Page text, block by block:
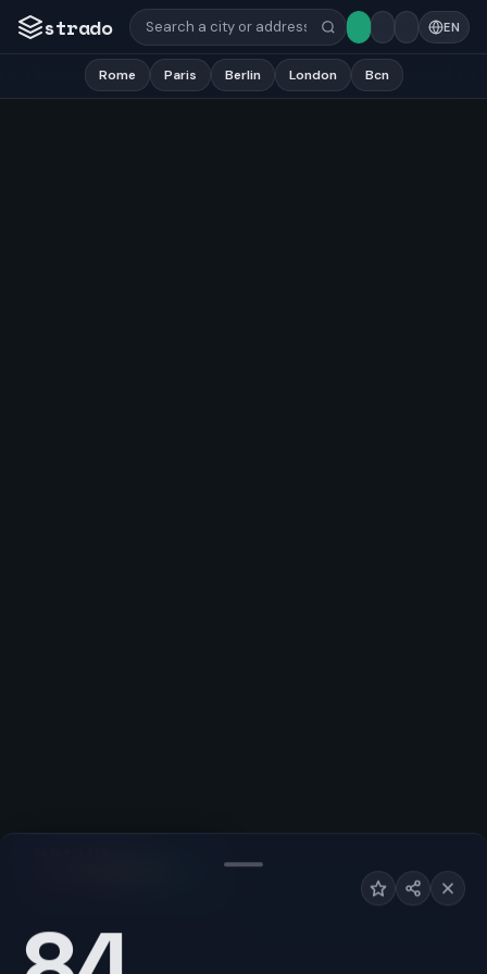
strado EN
Rome Paris Berlin London Bcn